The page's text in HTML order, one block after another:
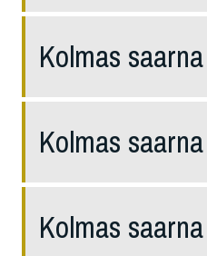
Kolmas
Kolmas
Kolmas